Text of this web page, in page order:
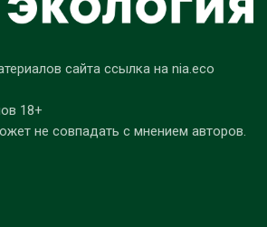
сайта ссылка на nia.eco
18+
не совпадать с мнением авторов.